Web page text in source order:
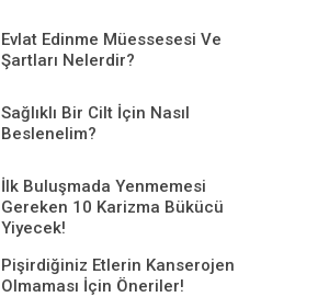
Evlat Edinme Müessesesi Ve
Şartları Nelerdir?
Sağlıklı Bir Cilt İçin Nasıl
Beslenelim?
İlk Buluşmada Yenmemesi
Gereken 10 Karizma Bükücü
Yiyecek!
Pişirdiğiniz Etlerin Kanserojen
Olmaması İçin Öneriler!